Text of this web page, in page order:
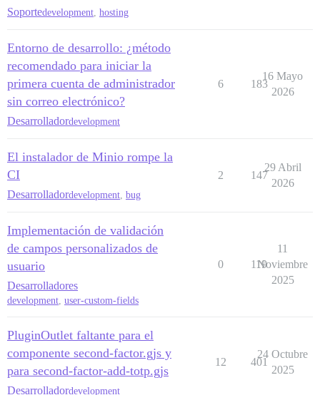
Soportedevelopment hosting
Entorno de desarrollo: ¿método
recomendado para iniciar la
primera cuenta de administrador
sin correo electrónico?
Desarrolladordevelopment
6 183
16 Mayo
2026
El instalador de Minio rompe la
CI
Desarrolladordevelopment bug
2 147
29 Abril
2026
Implementación de validación
de campos personalizados de
usuario
Desarrolladores
development, user-custom-fields
0 119
11
Noviembre
2025
PluginOutlet faltante para el
componente second-factor.gjs y
para second-factor-add-totp.gjs
Desarrolladordevelopment
12 401
24 Octubre
2025